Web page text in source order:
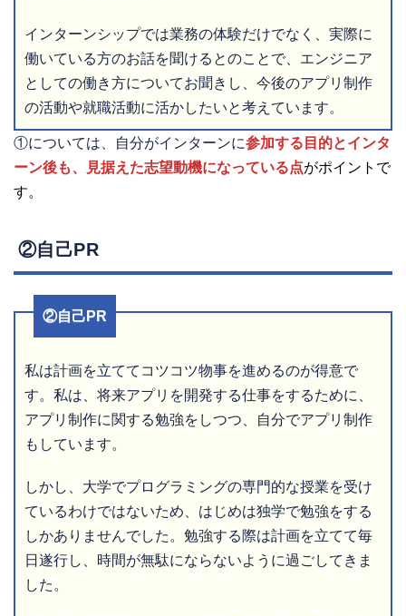
インターンシップでは業務の体験だけでなく、実際に
働いている方のお話を聞けるとのことで、エンジニア
としての働き方についてお聞きし、今後のアプリ制作
の活動や就職活動に活かしたいと考えています。
①については、自分がインターンに参加する目的とインタ
ーン後も、見据えた志望動機になっている点がポイントで
す。
②自己PR
②自己PR
私は計画を立ててコツコツ物事を進めるのが得意で
す。私は、将来アプリを開発する仕事をするために、
アプリ制作に関する勉強をしつつ、自分でアプリ制作
もしています。
しかし、大学でプログラミングの専門的な授業を受け
ているわけではないため、はじめは独学で勉強をする
しかありませんでした。勉強する際は計画を立てて毎
日遂行し、時間が無駄にならないように過ごしてきま
した。